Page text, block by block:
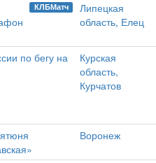
КЛБМатч
Липецкая
область, Елец
по бегу на
Курская
область,
Курчатов
Воронеж